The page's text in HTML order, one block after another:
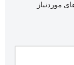
موردنیاز